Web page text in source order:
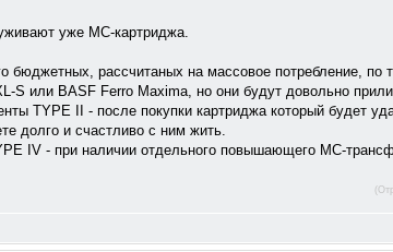
уже МС-картриджа.
бюджетных, рассчитаных на массовое потребление, по
S или BASF Ferro Maxima, но они будут довольно
TYPE II - после покупки картриджа который будет
долго и счастливо с ним жить.
IV - при наличии отдельного повышающего МС-